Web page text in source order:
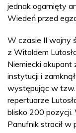
jednak ogarnięty
Wiedeń przed
W czasie II wojny
z Witoldem
Niemiecki okupant
instytucji i
występując w
repertuarze
blisko 200
Panufnik stracił w